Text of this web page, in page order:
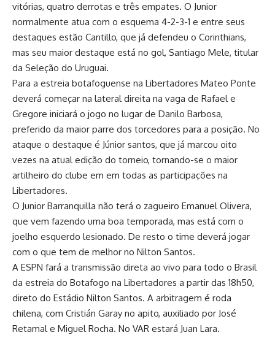
vitórias, quatro derrotas e três empates. O Junior
normalmente atua com o esquema 4-2-3-1 e entre seus
destaques estão Cantillo, que já defendeu o Corinthians,
mas seu maior destaque está no gol, Santiago Mele, titular
da Seleção do Uruguai.
Para a estreia botafoguense na Libertadores Mateo Ponte
deverá começar na lateral direita na vaga de Rafael e
Gregore iniciará o jogo no lugar de Danilo Barbosa,
preferido da maior parre dos torcedores para a posição. No
ataque o destaque é Júnior santos, que já marcou oito
vezes na atual edição do torneio, tornando-se o maior
artilheiro do clube em em todas as participações na
Libertadores.
O Junior Barranquilla não terá o zagueiro Emanuel Olivera,
que vem fazendo uma boa temporada, mas está com o
joelho esquerdo lesionado. De resto o time deverá jogar
com o que tem de melhor no Nilton Santos.
A ESPN fará a transmissão direta ao vivo para todo o Brasil
da estreia do Botafogo na Libertadores a partir das 18h50,
direto do Estádio Nilton Santos. A arbitragem é roda
chilena, com Cristián Garay no apito, auxiliado por José
Retamal e Miguel Rocha. No VAR estará Juan Lara.